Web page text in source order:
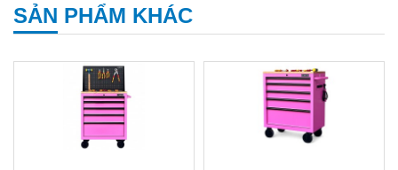
SẢN PHẨM KHÁC